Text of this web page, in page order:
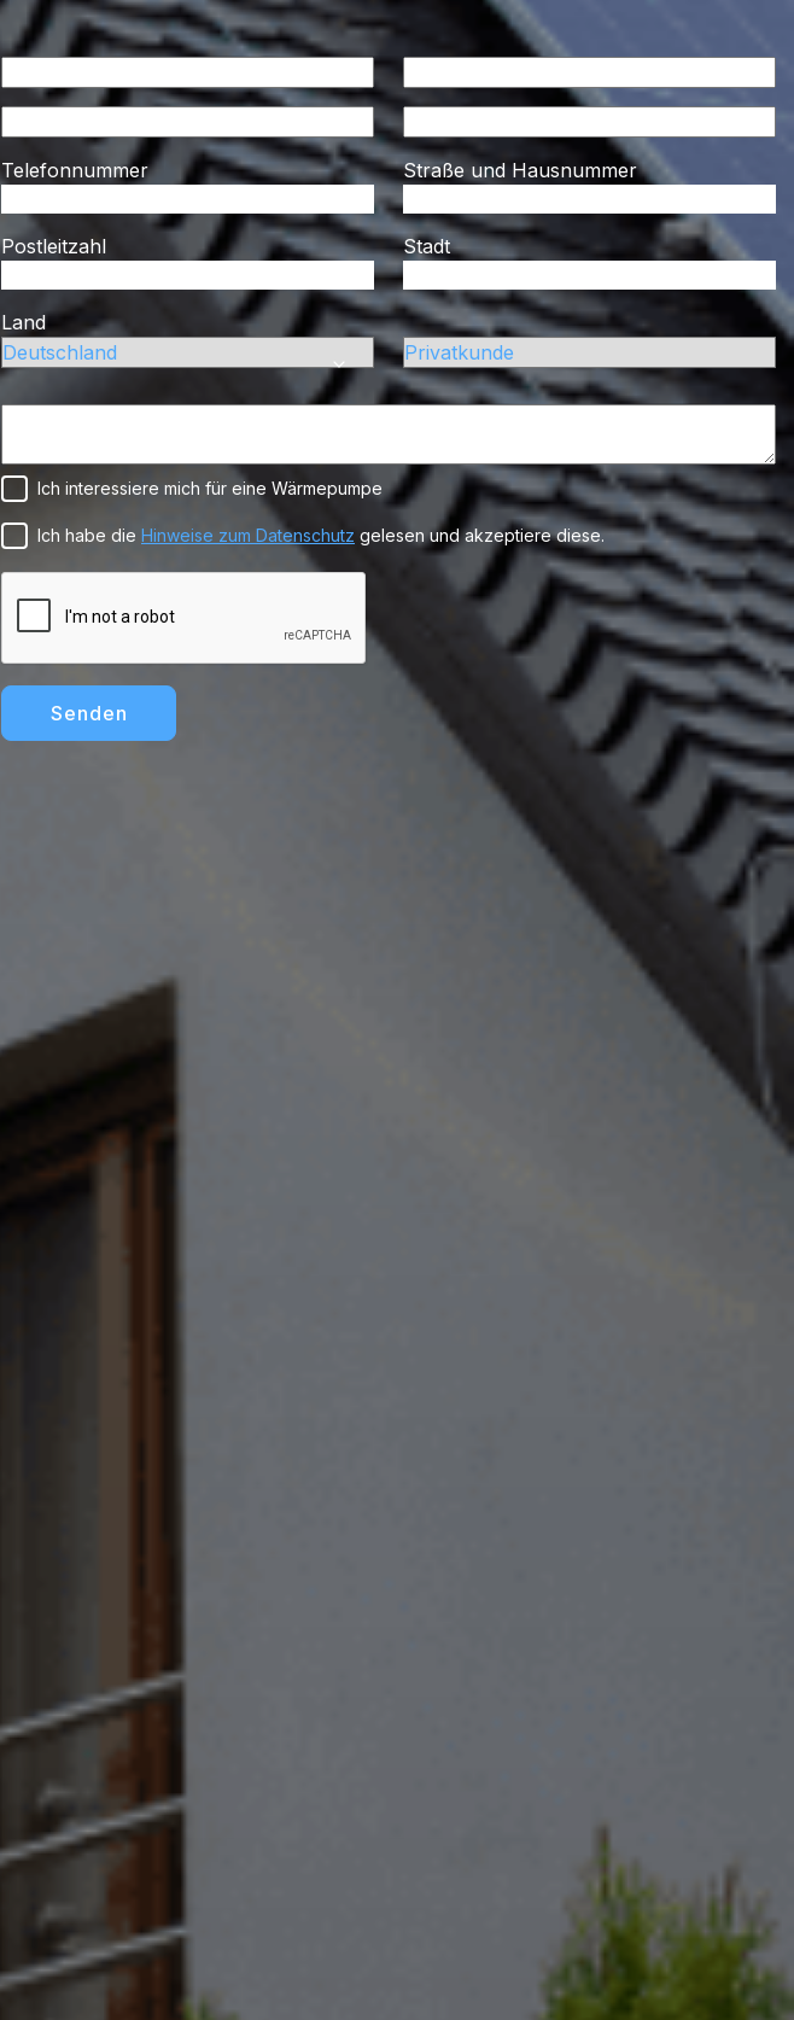
Telefonnummer Straße und Hausnummer
Postleitzahl Stadt
Land
Ich interessiere mich für eine Wärmepumpe
Ich habe die Hinweise zum Datenschutz gelesen und akzeptiere diese.